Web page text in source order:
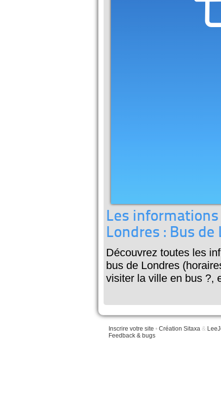
Les
Londres : Bus de
Découvrez toutes les
bus de Londres
visiter la ville en bus ?,
Inscrire votre site • Création Sitaxa &
Feedback & bugs